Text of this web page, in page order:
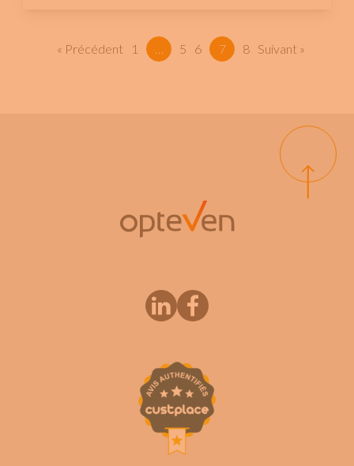
« Précédent 1 … 5 6 7 8 Suivant »